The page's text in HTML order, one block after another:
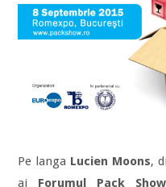
Pe langa Lucien Moons,
ai Forumul Pack Show